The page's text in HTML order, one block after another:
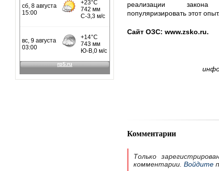
реализации закона
популяризировать этот
Сайт ОЗС: www.zsko.ru.
Комментарии
Только
комментарии. Войдите